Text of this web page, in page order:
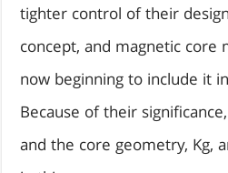
tighter control of their
concept, and magnetic core
now beginning to include it
Because of their
and the core geometry, Kg,